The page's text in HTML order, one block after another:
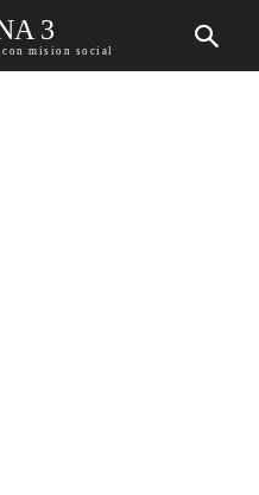
3
mision social